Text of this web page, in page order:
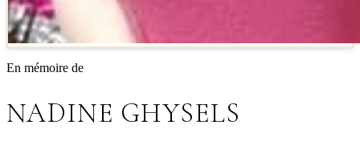
En mémoire de
NADINE GHYSELS